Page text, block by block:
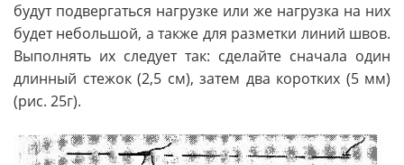
будут подвергаться нагрузке или же нагрузка на них
будет небольшой, а также для разметки линий швов.
Выполнять их следует так: сделайте сначала один
длинный стежок (2,5 см), затем два коротких (5 мм)
(рис. 25г).